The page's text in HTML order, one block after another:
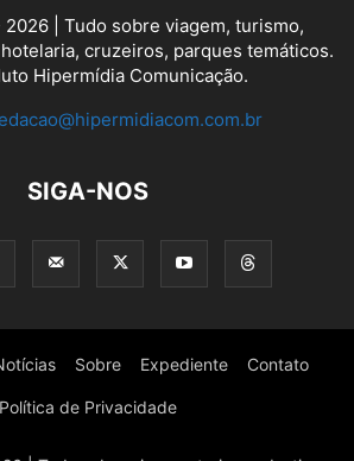
| Tudo sobre viagem, turismo,
cruzeiros, parques temáticos.
Hipermídia Comunicação.
SIGA-NOS
Sobre Expediente Contato
Política de Privacidade